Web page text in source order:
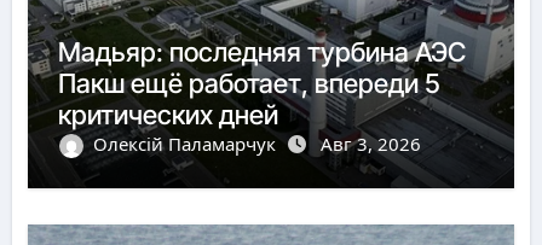
Мадьяр: последняя турбина АЭС
Пакш ещё работает, впереди 5
критических дней
Олексій Паламарчук Авг 3, 2026